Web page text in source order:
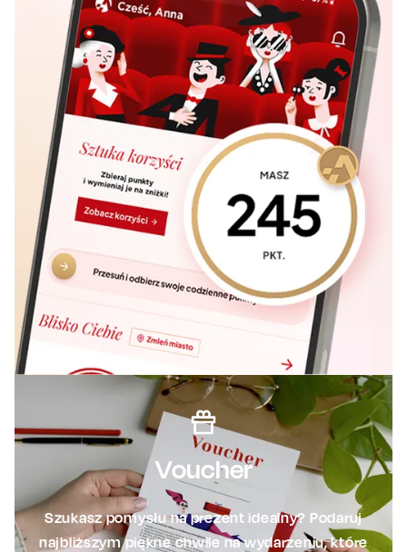
Voucher
Szukasz pomysłu na prezent idealny? Podaruj
najbliższym piękne chwile na wydarzeniu, które